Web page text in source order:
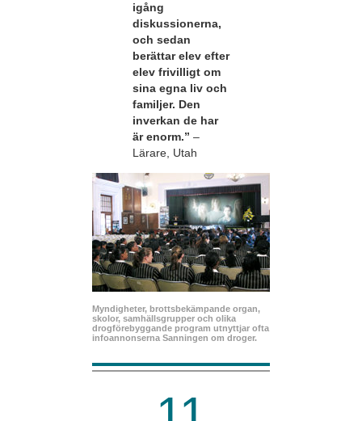
igång
diskussionerna,
och sedan
berättar elev efter
elev frivilligt om
sina egna liv och
familjer. Den
inverkan de har
är enorm.” –
Lärare, Utah
Myndigheter, brottsbekämpande organ,
skolor, samhällsgrupper och olika
drogförebyggande program utnyttjar ofta
infoannonserna Sanningen om droger.